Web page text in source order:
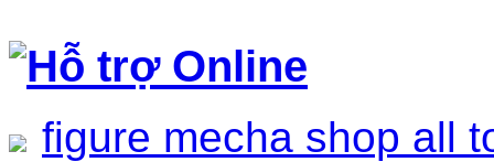
Hỗ trợ Online
figure mecha shop all